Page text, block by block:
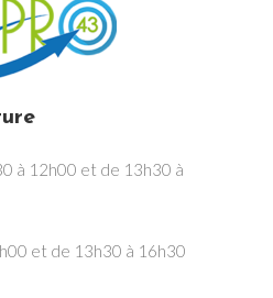
à 12h00 et de 13h30 à
et de 13h30 à 16h30